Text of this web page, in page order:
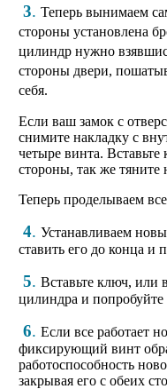
3. Теперь вынимаем
стороны установлена
цилиндр нужно
стороны двери,
себя.
Если ваш замок с
снимите накладку с
четыре винта. Вставьте
стороны, так же тяните
Теперь проделываем
4. Устанавливаем
ставить его до конца и
5. Вставьте ключ, или
цилиндра и попробуйте
6. Если все работает
фиксирующий винт
работоспособность
закрывая его с обеих